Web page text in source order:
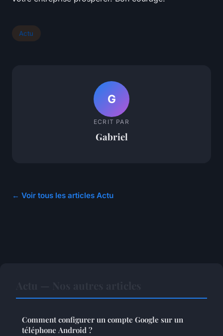
Actu
G
ECRIT PAR
Gabriel
← Voir tous les articles Actu
Comment configurer un compte Google sur un
téléphone Android ?